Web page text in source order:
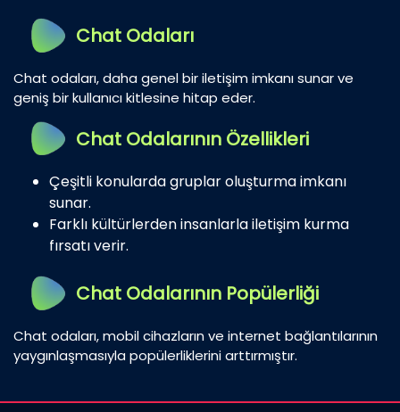
Chat Odaları
Chat odaları, daha genel bir iletişim imkanı sunar ve
geniş bir kullanıcı kitlesine hitap eder.
Chat Odalarının Özellikleri
Çeşitli konularda gruplar oluşturma imkanı
sunar.
Farklı kültürlerden insanlarla iletişim kurma
fırsatı verir.
Chat Odalarının Popülerliği
Chat odaları, mobil cihazların ve internet bağlantılarının
yaygınlaşmasıyla popülerliklerini arttırmıştır.